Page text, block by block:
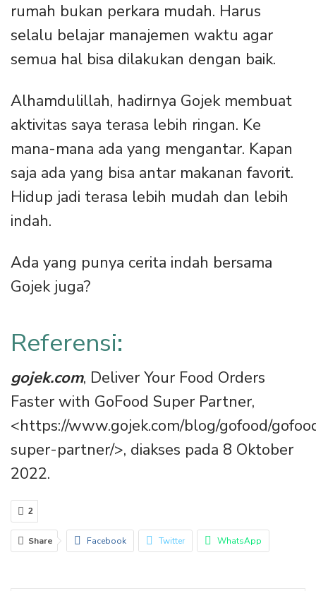
rumah bukan perkara mudah. Harus
selalu belajar manajemen waktu agar
semua hal bisa dilakukan dengan baik.
Alhamdulillah, hadirnya Gojek membuat
aktivitas saya terasa lebih ringan. Ke
mana-mana ada yang mengantar. Kapan
saja ada yang bisa antar makanan favorit.
Hidup jadi terasa lebih mudah dan lebih
indah.
Ada yang punya cerita indah bersama
Gojek juga?
Referensi:
gojek.com, Deliver Your Food Orders
Faster with GoFood Super Partner,
<https://www.gojek.com/blog/gofood/
super-partner/>, diakses pada 8 Oktober
2022.
2
Share Facebook Twitter WhatsApp